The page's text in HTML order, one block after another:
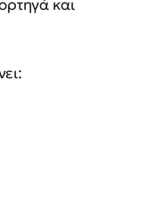
και